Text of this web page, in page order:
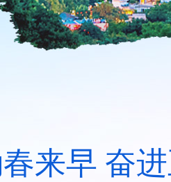
春来早 奋